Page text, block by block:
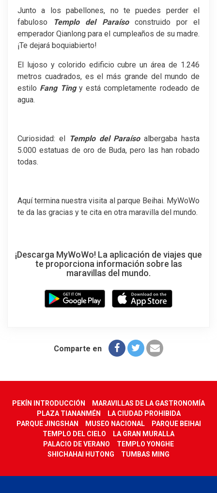
Junto a los pabellones, no te puedes perder el
fabuloso
Templo del Paraísoconstruido por el
emperador Qianlong para el cumpleaños de su madre.
¡Te dejará boquiabierto!
El lujoso y colorido edificio cubre un área de 1.246
metros cuadrados, es el más grande del mundo de
estilo Fang Tingy está completamente rodeado de
agua.
Curiosidad: el Templo del Paraísoalbergaba hasta
5.000 estatuas de oro de Buda, pero las han robado
todas.
Aquí termina nuestra visita al parque Beihai. MyWoWo
te da las gracias y te cita en otra maravilla del mundo.
¡Descarga MyWoWo! La aplicación de viajes que
te proporciona información sobre las
maravillas del mundo.
Comparte en
PEKÍN INTRODUCCIÓN
MARAVILLAS DE LA GASTRONOMÍA
PLAZA TIANANMÉN
LA CIUDAD PROHIBIDA
PARQUE JINGSHAN
MUSEO NACIONAL
PARQUE BEIHAI
TEMPLO DEL CIELO
LA GRAN MURALLA
PALACIO DE VERANO
TEMPLO YONGHE
SHICHAHAI HUTONG
TUMBAS MING